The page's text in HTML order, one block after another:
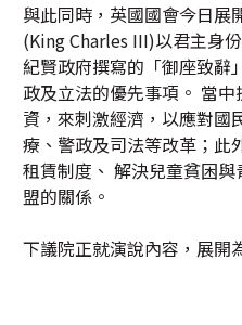
與此同時，英國國會今日展
(King Charles III)以君主身
紀賢政府撰寫的「御座致辭
政及立法的優先事項。 當
資，來刺激經濟，以應對國
療、警政及司法等改革；此
租賃制度、 解決兒童貧困
盟的關係。
下議院正就演說內容，展開